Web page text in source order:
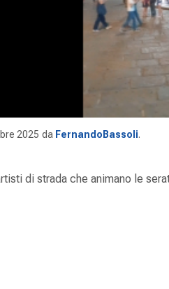
2025 da FernandoBassoli.
di strada che animano le